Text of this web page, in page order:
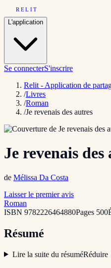
RELIT
L'application
Se connecterS'inscrire
Relit - Application de
/Livres
/Roman
/Je revenais des autres
Je revenais des
de Mélissa Da Costa
Laisser le premier avis
Roman
ISBN 9782226464880Pages 500
Résumé
Lire la suite du résuméRéduire